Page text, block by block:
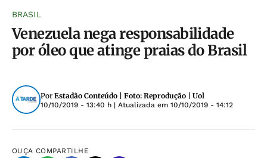
BRASIL
Venezuela nega responsabilidade
por óleo que atinge praias do Brasil
Por Estadão Conteúdo | Foto: Reprodução | Uol
10/10/2019 - 13:40 h | Atualizada em 10/10/2019 - 14:12
OUÇA COMPARTILHE